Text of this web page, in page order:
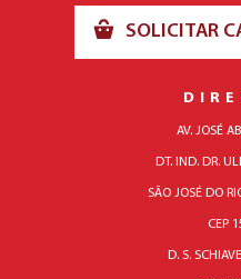
SOLICITAR
AV. JOSÉ
DT. IND. DR.
SÃO JOSÉ DO
CEP
D. S.